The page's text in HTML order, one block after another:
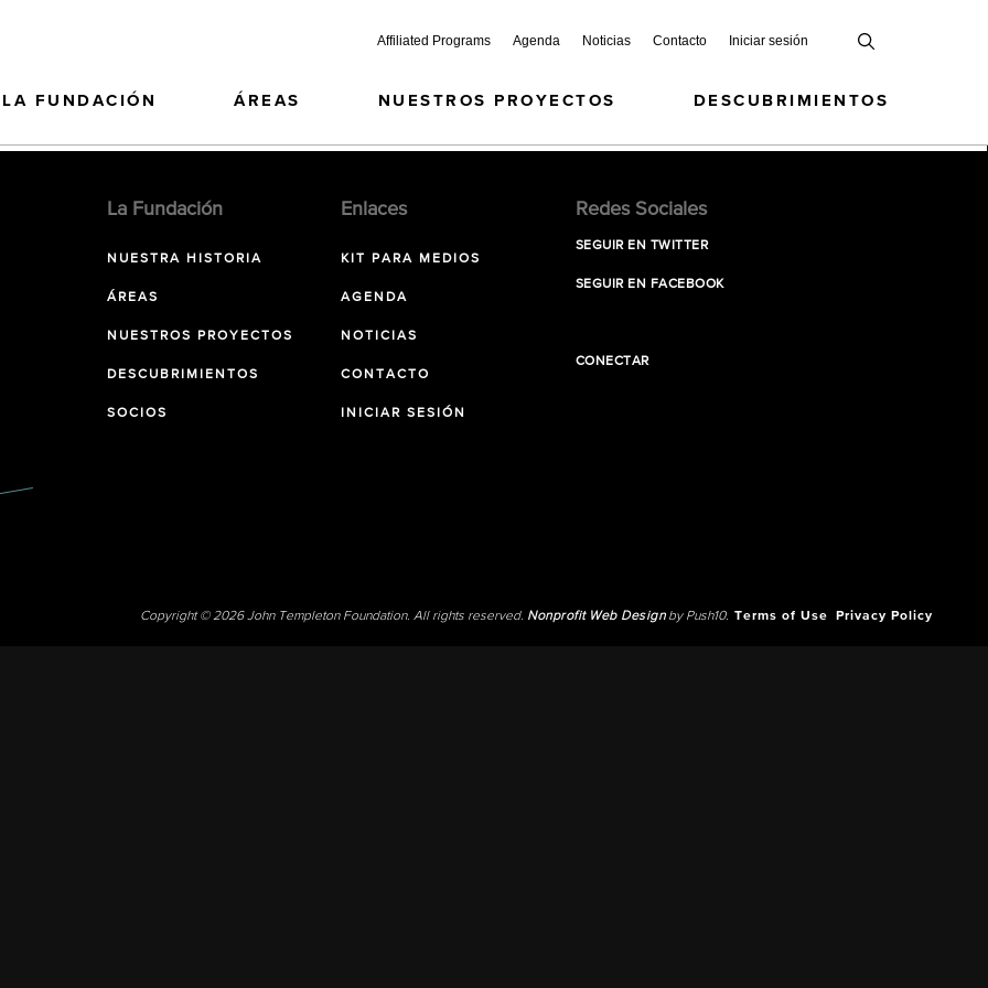
Affiliated Programs Agenda Noticias Contacto Iniciar sesión
LA FUNDACIÓN ÁREAS NUESTROS PROYECTOS DESCUBRIMIENTOS
La Fundación
NUESTRA HISTORIA
ÁREAS
NUESTROS PROYECTOS
DESCUBRIMIENTOS
SOCIOS
Enlaces
KIT PARA MEDIOS
AGENDA
NOTICIAS
CONTACTO
INICIAR SESIÓN
Redes Sociales
SEGUIR EN TWITTER
SEGUIR EN FACEBOOK
CONECTAR
Copyright © 2026 John Templeton Foundation. All rights reserved. Nonprofit Web Designby Push10. Terms of Use Privacy Policy